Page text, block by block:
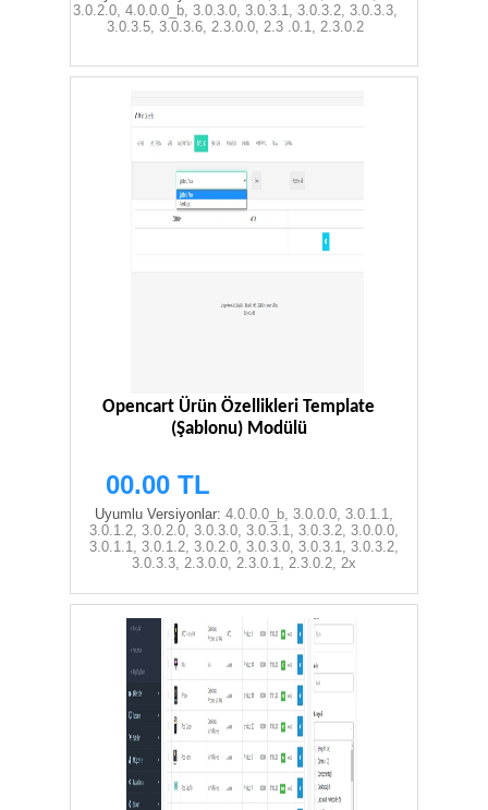
3.0.2.0, 4.0.0.0_b, 3.0.3.0, 3.0.3.1, 3.0.3.2, 3.0.3.3,
3.0.3.5, 3.0.3.6, 2.3.0.0, 2.3 .0.1, 2.3.0.2
Opencart Ürün Özellikleri Template
(Şablonu) Modülü
00.00 TL
Uyumlu Versiyonlar: 4.0.0.0_b, 3.0.0.0, 3.0.1.1,
3.0.1.2, 3.0.2.0, 3.0.3.0, 3.0.3.1, 3.0.3.2, 3.0.0.0,
3.0.1.1, 3.0.1.2, 3.0.2.0, 3.0.3.0, 3.0.3.1, 3.0.3.2,
3.0.3.3, 2.3.0.0, 2.3.0.1, 2.3.0.2, 2x